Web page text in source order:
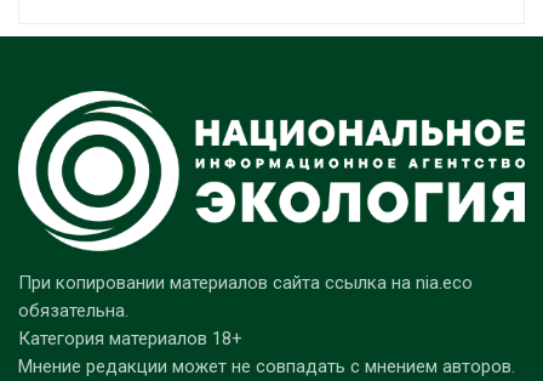
При копировании материалов сайта ссылка на nia.eco
обязательна.
Категория материалов 18+
Мнение редакции может не совпадать с мнением авторов.